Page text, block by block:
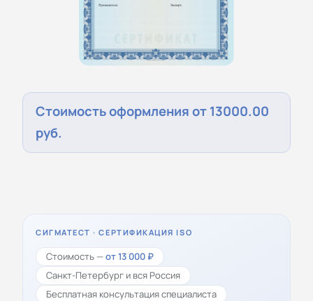
Стоимость оформления от 13000.00
руб.
СИГМАТЕСТ · СЕРТИФИКАЦИЯ ISO
Стоимость —от 13 000 ₽
Санкт-Петербург и вся Россия
Бесплатная консультация специалиста